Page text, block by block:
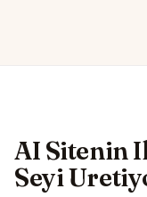
AI Sitenin
Seyi